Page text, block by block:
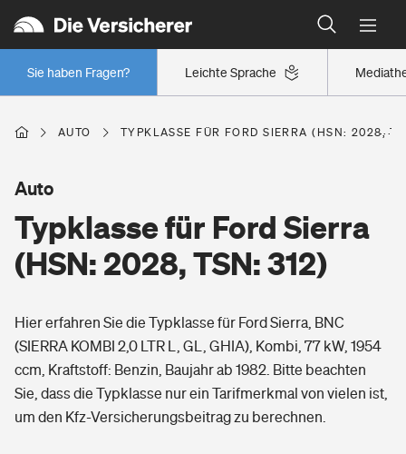
Leichte Sprache
Sie haben Fragen?
Wer versichert was: Jetzt Versicherer finden
Regionalklassen: So ist Ihre Region eingestuft
Wer versichert was: Jetzt Versicherer finden
Berufsunfähigkeitsversicherung
Erwerbsunfähigkeitsversicherung
Grundfähigkeitsversicherung
Arbeitsrechtsschutz
Berufshaftpflichtversicherung
Wohnen
Elementarversicherung
Freizeit
Pri­vate Haft­pflicht­
Gesundheit
AUTO TYPKLASSE FÜR FORD SIERRA (HSN: 2028,
Typklasse für Ford Sierra
(HSN: 2028, TSN: 312)
Auto
Hier erfahren Sie die Typklasse für Ford Sierra, BNC
(SIERRA KOMBI 2,0 LTR L, GL, GHIA), Kombi, 77 kW, 1954
ccm, Kraftstoff: Benzin, Baujahr ab 1982. Bitte beachten
Sie, dass die Typklasse nur ein Tarifmerkmal von vielen ist,
um den Kfz-Versicherungsbeitrag zu berechnen.